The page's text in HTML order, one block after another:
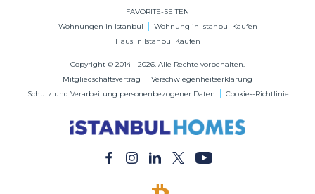
FAVORITE-SEITEN
Wohnungen in Istanbul
Wohnung in Istanbul Kaufen
Haus in Istanbul Kaufen
Copyright © 2014 - 2026. Alle Rechte vorbehalten.
Mitgliedschaftsvertrag
Verschwiegenheitserklärung
Schutz und Verarbeitung personenbezogener Daten
Cookies-Richtlinie